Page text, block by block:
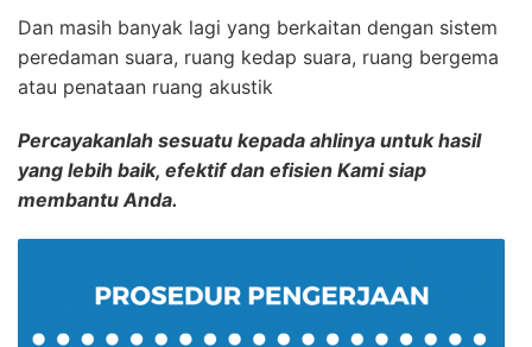
Dan masih banyak lagi yang berkaitan dengan sistem
peredaman suara, ruang kedap suara, ruang bergema
atau penataan ruang akustik
Percayakanlah sesuatu kepada ahlinya untuk hasil
yang lebih baik, efektif dan efisien Kami siap
membantu Anda.